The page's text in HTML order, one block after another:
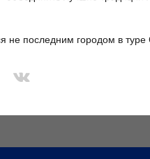
не последним городом в туре